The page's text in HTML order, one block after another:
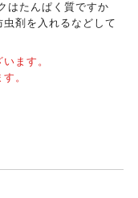
はたんぱく質ですか
剤を入れるなどして
ます。
。